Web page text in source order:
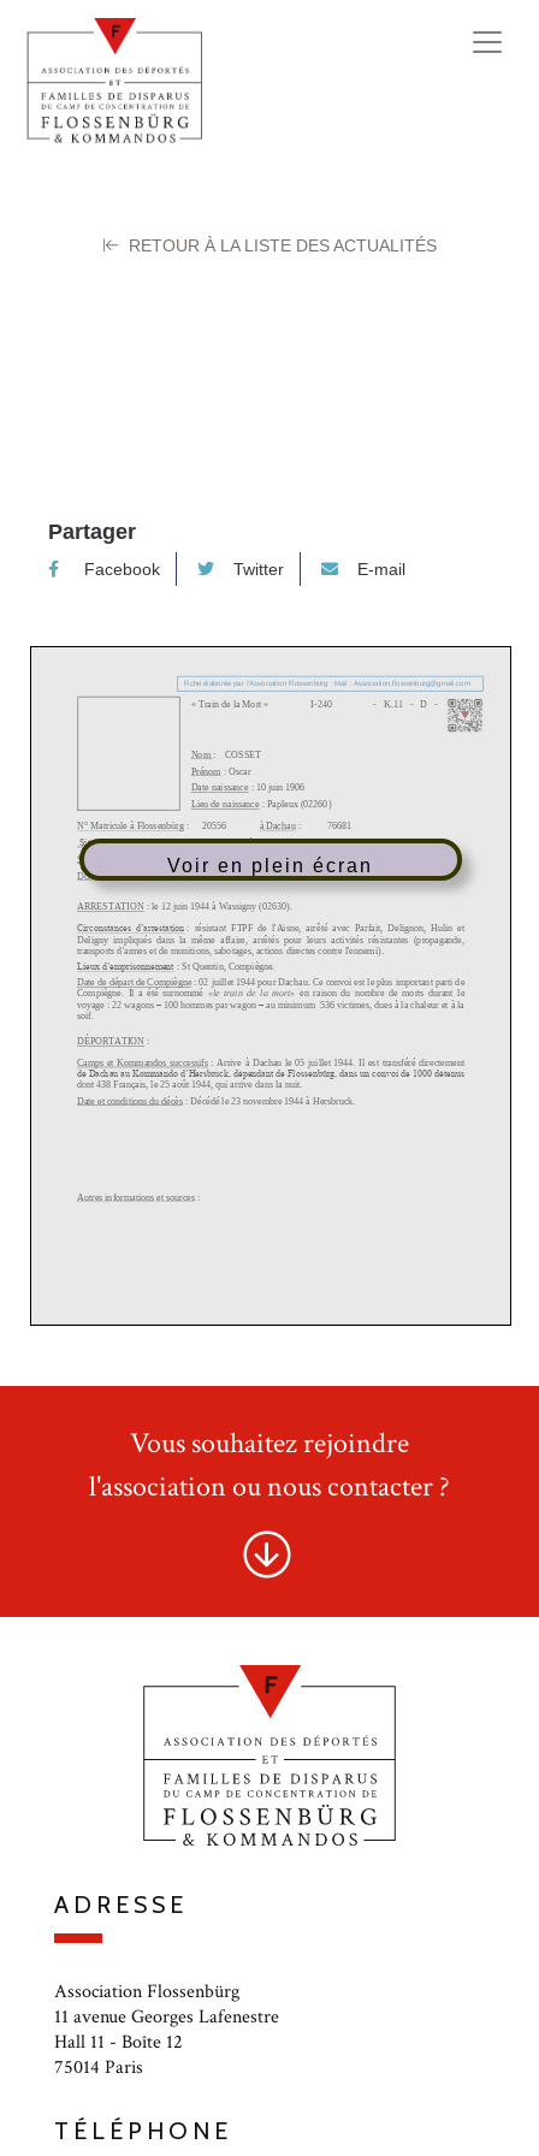
RETOUR À LA LISTE DES ACTUALITÉS
Partager
Facebook Twitter E-mail
Voir en plein écran
Vous souhaitez rejoindre
l'association ou nous contacter ?
ADRESSE
Association Flossenbürg
11 avenue Georges Lafenestre
Hall 11 - Boîte 12
75014 Paris
TÉLÉPHONE